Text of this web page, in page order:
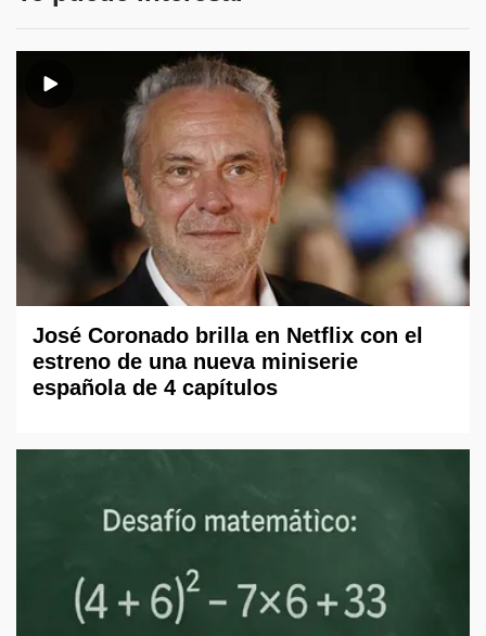
José Coronado brilla en Netflix con el
estreno de una nueva miniserie
española de 4 capítulos